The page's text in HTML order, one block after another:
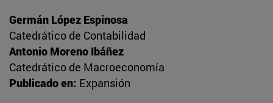
Germán López Espinosa
Catedrático de Contabilidad
Antonio Moreno Ibáñez
Catedrático de Macroeconomía
Publicado en: Expansión